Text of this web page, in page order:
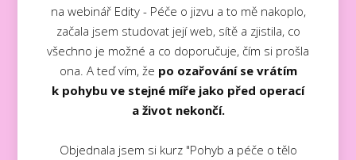
na webinář Edity - Péče o jizvu a to mě nakoplo,
začala jsem studovat její web, sítě a zjistila, co
všechno je možné a co doporučuje, čím si prošla
ona. A teď vím, že po ozařování se vrátím
k pohybu ve stejné míře jako před operací
a život nekončí.
Objednala jsem si kurz "Pohyb a péče o tělo